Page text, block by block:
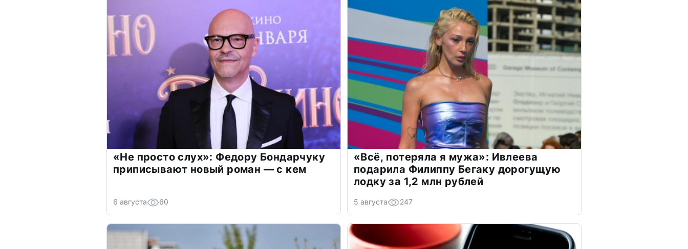
«Не просто слух»: Федору Бондарчуку
приписывают новый роман — с кем
6 августа 60
«Всё, потеряла я мужа»: Ивлеева
подарила Филиппу Бегаку дорогущую
лодку за 1,2 млн рублей
5 августа 247